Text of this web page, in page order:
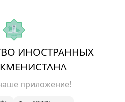
ИНОСТРАННЫХ
приложение!